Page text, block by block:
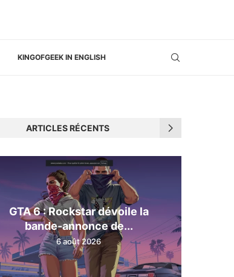
KINGOFGEEK IN ENGLISH
ARTICLES RÉCENTS
GTA 6 : Rockstar dévoile la
bande-annonce de...
6 août 2026